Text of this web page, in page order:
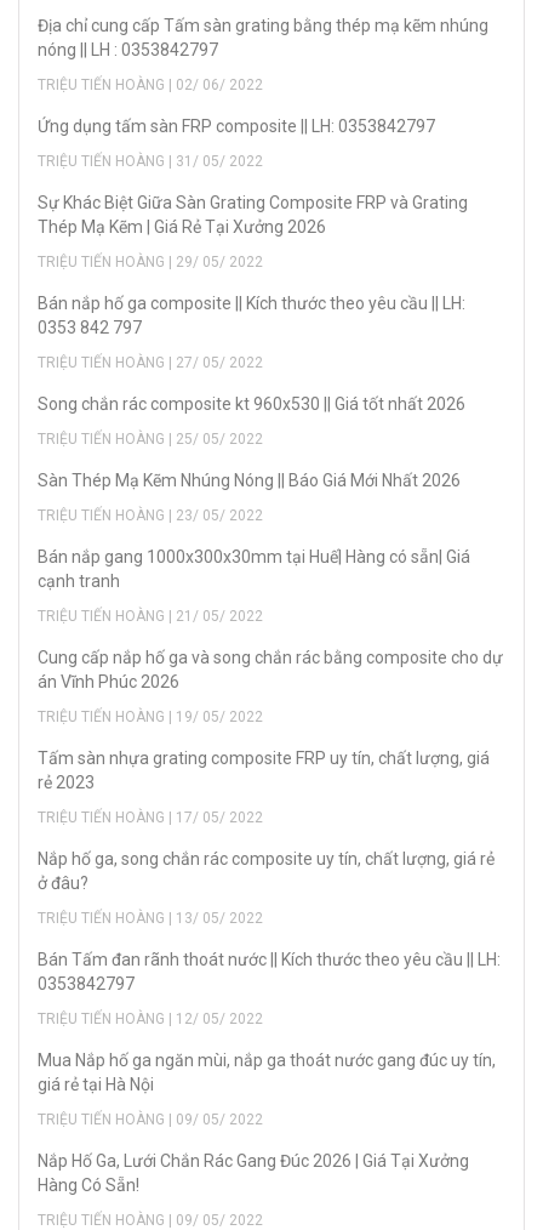
Địa chỉ cung cấp Tấm sàn grating bằng thép mạ kẽm nhúng
nóng || LH : 0353842797
TRIỆU TIẾN HOÀNG | 02/ 06/ 2022
Ứng dụng tấm sàn FRP composite || LH: 0353842797
TRIỆU TIẾN HOÀNG | 31/ 05/ 2022
Sự Khác Biệt Giữa Sàn Grating Composite FRP và Grating
Thép Mạ Kẽm | Giá Rẻ Tại Xưởng 2026
TRIỆU TIẾN HOÀNG | 29/ 05/ 2022
Bán nắp hố ga composite || Kích thước theo yêu cầu || LH:
0353 842 797
TRIỆU TIẾN HOÀNG | 27/ 05/ 2022
Song chắn rác composite kt 960x530 || Giá tốt nhất 2026
TRIỆU TIẾN HOÀNG | 25/ 05/ 2022
Sàn Thép Mạ Kẽm Nhúng Nóng || Báo Giá Mới Nhất 2026
TRIỆU TIẾN HOÀNG | 23/ 05/ 2022
Bán nắp gang 1000x300x30mm tại Huế| Hàng có sẵn| Giá
cạnh tranh
TRIỆU TIẾN HOÀNG | 21/ 05/ 2022
Cung cấp nắp hố ga và song chắn rác bằng composite cho dự
án Vĩnh Phúc 2026
TRIỆU TIẾN HOÀNG | 19/ 05/ 2022
Tấm sàn nhựa grating composite FRP uy tín, chất lượng, giá
rẻ 2023
TRIỆU TIẾN HOÀNG | 17/ 05/ 2022
Nắp hố ga, song chắn rác composite uy tín, chất lượng, giá rẻ
ở đâu?
TRIỆU TIẾN HOÀNG | 13/ 05/ 2022
Bán Tấm đan rãnh thoát nước || Kích thước theo yêu cầu || LH:
0353842797
TRIỆU TIẾN HOÀNG | 12/ 05/ 2022
Mua Nắp hố ga ngăn mùi, nắp ga thoát nước gang đúc uy tín,
giá rẻ tại Hà Nội
TRIỆU TIẾN HOÀNG | 09/ 05/ 2022
Nắp Hố Ga, Lưới Chắn Rác Gang Đúc 2026 | Giá Tại Xưởng
Hàng Có Sẵn!
TRIỆU TIẾN HOÀNG | 09/ 05/ 2022